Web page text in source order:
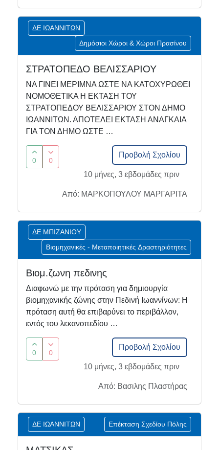
ΔΕ ΙΩΑΝΝΙΤΩΝ
Δημόσιοι Χώροι & Χώροι Πρασίνου
ΣΤΡΑΤΟΠΕΔΟ ΒΕΛΙΣΣΑΡΙΟΥ
ΝΑ ΓΙΝΕΙ ΜΕΡΙΜΝΑ ΩΣΤΕ ΝΑ ΚΑΤΟΧΥΡΩΘΕΙ
ΝΟΜΟΘΕΤΙΚΑ Η ΕΚΤΑΣΗ ΤΟΥ
ΣΤΡΑΤΟΠΕΔΟΥ ΒΕΛΙΣΣΑΡΙΟΥ ΣΤΟΝ ΔΗΜΟ
ΙΩΑΝΝΙΤΩΝ. ΑΠΟΤΕΛΕΙ ΕΚΤΑΣΗ ΑΝΑΓΚΑΙΑ
ΓΙΑ ΤΟΝ ΔΗΜΟ ΩΣΤΕ …
0 0
Προβολή Σχολίου
10 μήνες, 3 εβδομάδες πριν
Από: ΜΑΡΚΟΠΟΥΛΟΥ ΜΑΡΓΑΡΙΤΑ
ΔΕ ΜΠΙΖΑΝΙΟΥ
Βιομηχανικές - Μεταποιητικές Δραστηριότητες
Βιομ.ζωνη πεδινης
Διαφωνώ με την πρόταση για δημιουργία
βιομηχανικής ζώνης στην Πεδινή Ιωαννίνων: Η
πρόταση αυτή θα επιβαρύνει το περιβάλλον,
εντός του λεκανοπεδίου …
0 0
Προβολή Σχολίου
10 μήνες, 3 εβδομάδες πριν
Από: Βασιλης Πλαστήρας
ΔΕ ΙΩΑΝΝΙΤΩΝ Επέκταση Σχεδίου Πόλης